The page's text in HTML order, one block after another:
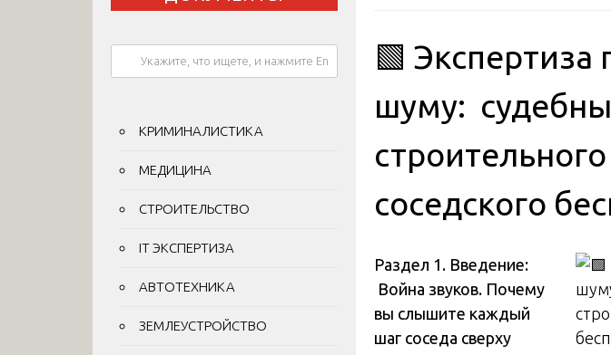
🟩
шуму:
соседского
Раздел 1. Введение:
Война звуков. Почему
вы слышите каждый
шаг соседа сверху
КРИМИНАЛИСТИКА
МЕДИЦИНА
СТРОИТЕЛЬСТВО
IT ЭКСПЕРТИЗА
АВТОТЕХНИКА
ЗЕМЛЕУСТРОЙСТВО